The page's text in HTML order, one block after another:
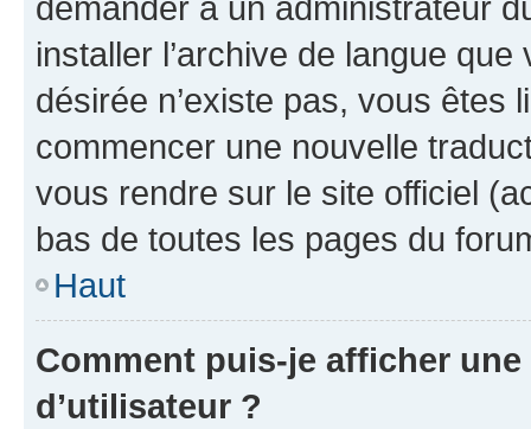
installer l’archive de langue
désirée n’existe pas, vous êtes
commencer une nouvelle
vous rendre sur le site officiel
bas de toutes les pages du
Haut
Comment puis-je afficher
d’utilisateur ?